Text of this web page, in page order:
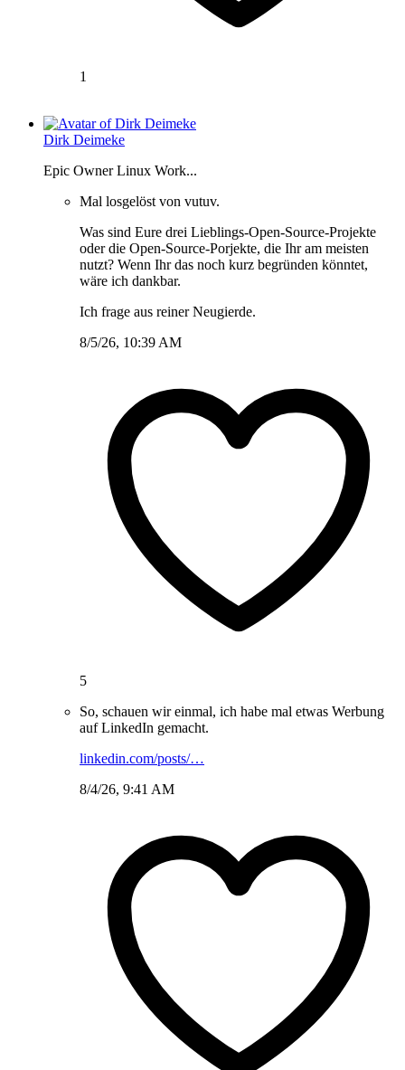
1
Dirk Deimeke
Epic Owner Linux Work...
Mal losgelöst von vutuv.
Was sind Eure drei Lieblings-Open-Source-Projekte
oder die Open-Source-Porjekte, die Ihr am meisten
nutzt? Wenn Ihr das noch kurz begründen könntet,
wäre ich dankbar.
Ich frage aus reiner Neugierde.
8/5/26, 10:39 AM
5
So, schauen wir einmal, ich habe mal etwas Werbung
auf LinkedIn gemacht.
linkedin.com/posts/…
8/4/26, 9:41 AM